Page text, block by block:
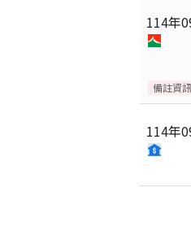
114年
備註資訊
114年